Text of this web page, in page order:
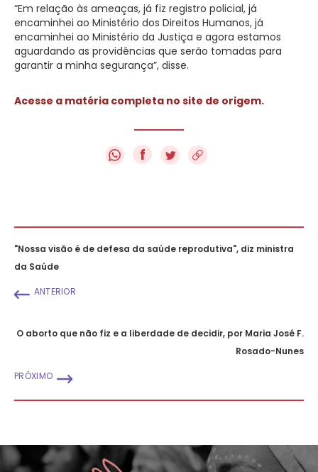
“Em relação às ameaças, já fiz registro policial, já
encaminhei ao Ministério dos Direitos Humanos, já
encaminhei ao Ministério da Justiça e agora estamos
aguardando as providências que serão tomadas para
garantir a minha segurança”, disse.
Acesse a matéria completa no site de origem.
f
"Nossa visão é de defesa da saúde reprodutiva", diz ministra
da Saúde
ANTERIOR
O aborto que não fiz e a liberdade de decidir, por Maria José F.
Rosado-Nunes
PRÓXIMO